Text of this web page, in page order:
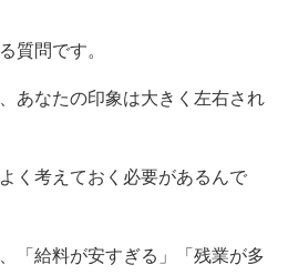
質問です。
あなたの印象は大きく左右され
く考えておく必要があるんで
「給料が安すぎる」「残業が多